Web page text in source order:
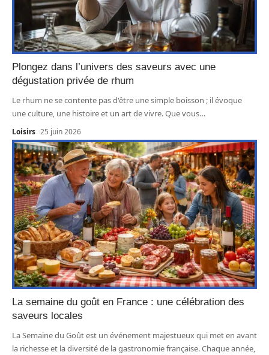
Plongez dans l’univers des saveurs avec une
dégustation privée de rhum
Le rhum ne se contente pas d'être une simple boisson ; il évoque
une culture, une histoire et un art de vivre. Que vous…
Loisirs 25 juin 2026
La semaine du goût en France : une célébration des
saveurs locales
La Semaine du Goût est un événement majestueux qui met en avant
la richesse et la diversité de la gastronomie française. Chaque année,